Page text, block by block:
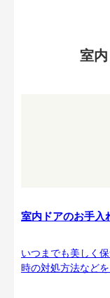
室
室内ドアのお手入
いつまでも美しく
時の対処方法などを